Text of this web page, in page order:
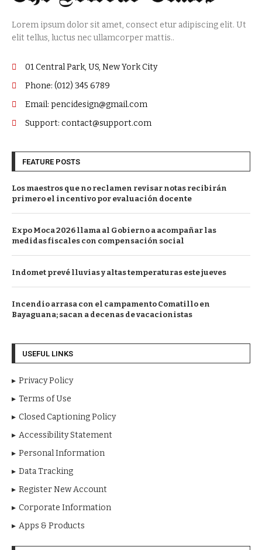
Lorem ipsum dolor sit amet, consect etur adipiscing elit. Ut
elit tellus, luctus nec ullamcorper mattis..
01 Central Park, US, New York City
Phone: (012) 345 6789
Email: pencidesign@gmail.com
Support: contact@support.com
FEATURE POSTS
Los maestros que no reclamen revisar notas recibirán
primero el incentivo por evaluación docente
Expo Moca 2026 llama al Gobierno a acompañar las
medidas fiscales con compensación social
Indomet prevé lluvias y altas temperaturas este jueves
Incendio arrasa con el campamento Comatillo en
Bayaguana; sacan a decenas de vacacionistas
USEFUL LINKS
Privacy Policy
Terms of Use
Closed Captioning Policy
Accessibility Statement
Personal Information
Data Tracking
Register New Account
Corporate Information
Apps & Products